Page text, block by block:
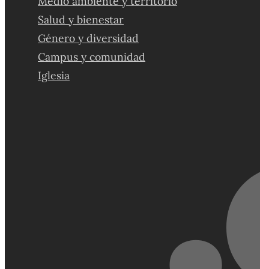
Salud y bienestar
Género y diversidad
Campus y comunidad
Iglesia